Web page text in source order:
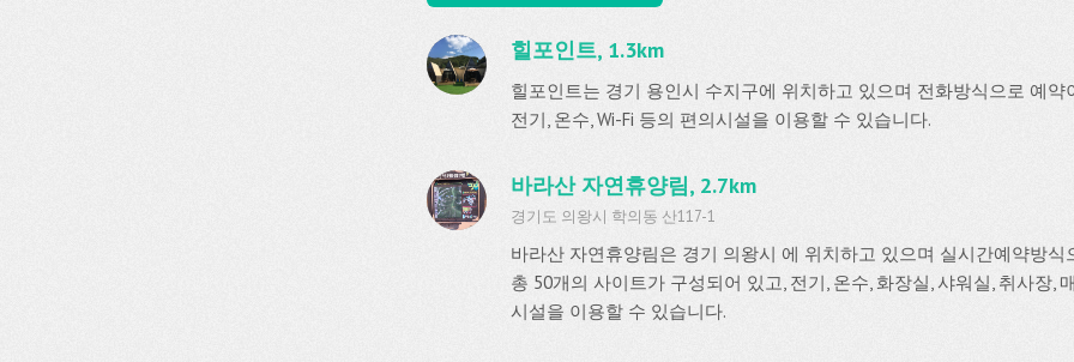
힐포인트, 1.3km
힐포인트는 경기 용인시 수지구에 위치하고 있으며 전화방식으로 예약
전기, 온수, Wi-Fi 등의 편의시설을 이용할 수 있습니다.
바라산 자연휴양림, 2.7km
경기도 의왕시 학의동 산117-1
바라산 자연휴양림은 경기 의왕시 에 위치하고 있으며 실시간예약방식
총 50개의 사이트가 구성되어 있고, 전기, 온수, 화장실, 샤워실, 취사장,
시설을 이용할 수 있습니다.